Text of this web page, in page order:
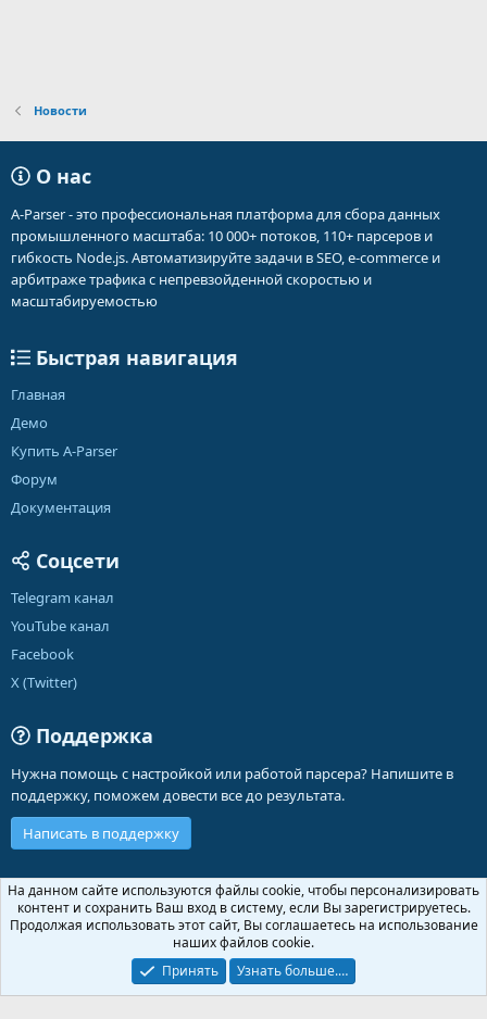
Новости
О нас
A-Parser - это профессиональная платформа для сбора данных
промышленного масштаба: 10 000+ потоков, 110+ парсеров и
гибкость Node.js. Автоматизируйте задачи в SEO, e-commerce и
арбитраже трафика с непревзойденной скоростью и
масштабируемостью
Быстрая навигация
Главная
Демо
Купить A-Parser
Форум
Документация
Соцсети
Telegram канал
YouTube канал
Facebook
X (Twitter)
Поддержка
Нужна помощь с настройкой или работой парсера? Напишите в
поддержку, поможем довести все до результата.
Написать в поддержку
Russian (RU)
Обратная связь
Условия и правила
Политика конфиденциальности
Помощь
Community platform by XenForo ® © 2010-2026 XenForo Ltd.
На данном сайте используются файлы cookie, чтобы персонализировать
контент и сохранить Ваш вход в систему, если Вы зарегистрируетесь.
Продолжая использовать этот сайт, Вы соглашаетесь на использование
наших файлов cookie.
Принять
Узнать больше.…